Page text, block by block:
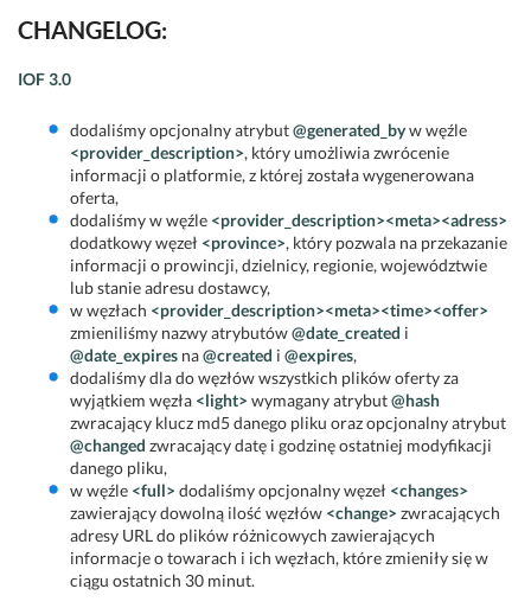
CHANGELOG:
IOF 3.0
dodaliśmy opcjonalny atrybut@generated_byw węźle
<provider_description>, który umożliwia zwrócenie
informacji o platformie, z której została wygenerowana
oferta,
dodaliśmy w węźle <provider_description><meta><adress>
dodatkowy węzeł <province>, który pozwala na przekazanie
informacji o prowincji, dzielnicy, regionie, województwie
lub stanie adresu dostawcy,
w węzłach <provider_description><meta><time><offer>
zmieniliśmy nazwy atrybutów@date_created i
@date_expires na@created i@expires,
dodaliśmy dla do węzłów wszystkich plików oferty za
wyjątkiem węzła <light> wymagany atrybut@hash
zwracający klucz md5 danego pliku oraz opcjonalny atrybut
@changed zwracający datę i godzinę ostatniej modyfikacji
danego pliku,
w węźle <full> dodaliśmy opcjonalny węzeł <changes>
zawierający dowolną ilość węzłów <change> zwracających
adresy URL do plików różnicowych zawierających
informacje o towarach i ich węzłach, które zmieniły się w
ciągu ostatnich 30 minut.